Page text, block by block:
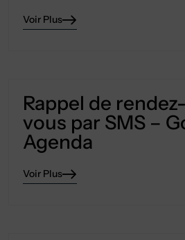
Voir Plus
Rappel de rendez-
vous par SMS –
Agenda
Voir Plus